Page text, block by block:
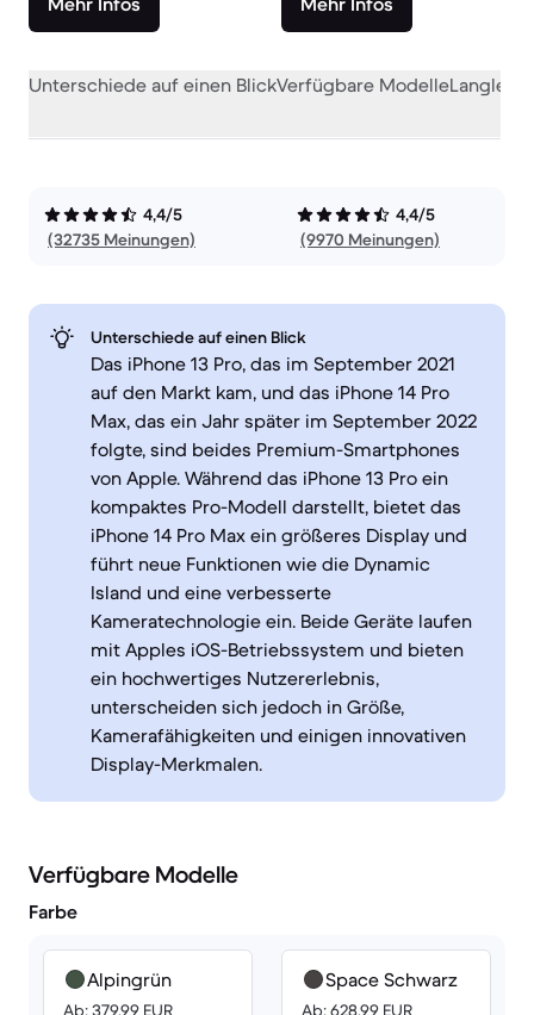
Unterschiede auf einen BlickVerfügbare Modelle
4,4/5
(32735 Meinungen)
4,4/5
(9970 Meinungen)
Unterschiede auf einen Blick
Das iPhone 13 Pro, das im September 2021
auf den Markt kam, und das iPhone 14 Pro
Max, das ein Jahr später im September 2022
folgte, sind beides Premium-Smartphones
von Apple. Während das iPhone 13 Pro ein
kompaktes Pro-Modell darstellt, bietet das
iPhone 14 Pro Max ein größeres Display und
führt neue Funktionen wie die Dynamic
Island und eine verbesserte
Kameratechnologie ein. Beide Geräte laufen
mit Apples iOS-Betriebssystem und bieten
ein hochwertiges Nutzererlebnis,
unterscheiden sich jedoch in Größe,
Kamerafähigkeiten und einigen innovativen
Display-Merkmalen.
Verfügbare Modelle
Farbe
Alpingrün
Ab: 379.99 EUR
Space Schwarz
Ab: 628.99 EUR